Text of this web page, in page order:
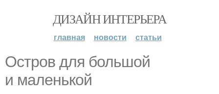
ДИЗАЙН ИНТЕРЬЕРА
главная новости статьи
Остров для большой
и маленькой